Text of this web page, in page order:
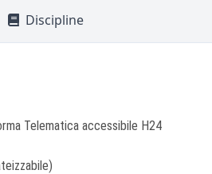
Discipline
Telematica accessibile H24